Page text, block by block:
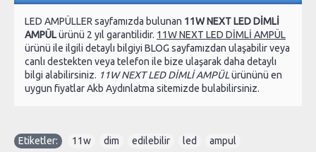
LED AMPÜLLER sayfamızda bulunan 11W NEXT LED DİMLİ
AMPÜLürünü 2 yıl garantilidir. 11W NEXT LED DİMLİ AMPÜL
ürünü ile ilgili detaylı bilgiyi BLOG sayfamızdan ulaşabilir veya
canlı destekten veya telefon ile bize ulaşarak daha detaylı
bilgi alabilirsiniz. 11W NEXT LED DİMLİ AMPÜLürününü en
uygun fiyatlar Akb Aydınlatma sitemizde bulabilirsiniz.
Etiketler: 11w dim edilebilir led ampul